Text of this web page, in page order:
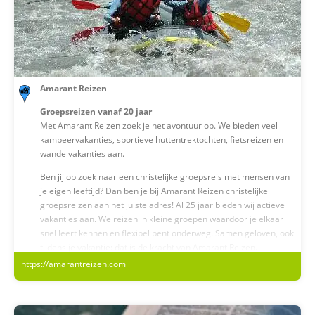
Amarant Reizen
Groepsreizen vanaf 20 jaar
Met Amarant Reizen zoek je het avontuur op. We bieden veel
kampeervakanties, sportieve huttentrektochten, fietsreizen en
wandelvakanties aan.
Ben jij op zoek naar een christelijke groepsreis met mensen van
je eigen leeftijd? Dan ben je bij Amarant Reizen christelijke
groepsreizen aan het juiste adres! Al 25 jaar bieden wij actieve
vakanties aan. We reizen in kleine groepen waardoor je elkaar
snel leert kennen en flexibel bent onderweg. Samen geloven, ook
Groepsreizen van 15 t/m 25 jaar
Je slaapt in tenten, gaat back-to-the-basics, maakt nieuwe
Amarant Jongerenreizen!
https://amarantreizen.com